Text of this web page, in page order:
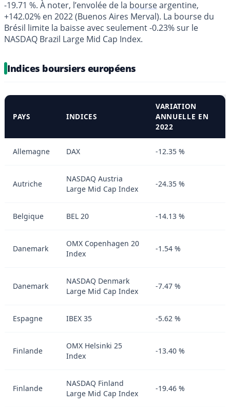
-19.71 %. À noter, l’envolée de la bourseargentine,
+142.02% en 2022 (Buenos Aires Merval). La bourse du
Brésil limite la baisse avec seulement -0.23% sur le
NASDAQ Brazil Large Mid Cap Index.
Indices boursiers européens
PAYS INDICES
VARIATION
ANNUELLE EN
2022
Allemagne DAX -12.35 %
Autriche
NASDAQ Austria
Large Mid Cap Index
-24.35 %
Belgique BEL 20 -14.13 %
Danemark
OMX Copenhagen 20
Index
-1.54 %
Danemark
NASDAQ Denmark
Large Mid Cap Index
-7.47 %
Espagne IBEX 35 -5.62 %
Finlande
OMX Helsinki 25
Index
-13.40 %
Finlande
NASDAQ Finland
Large Mid Cap Index
-19.46 %